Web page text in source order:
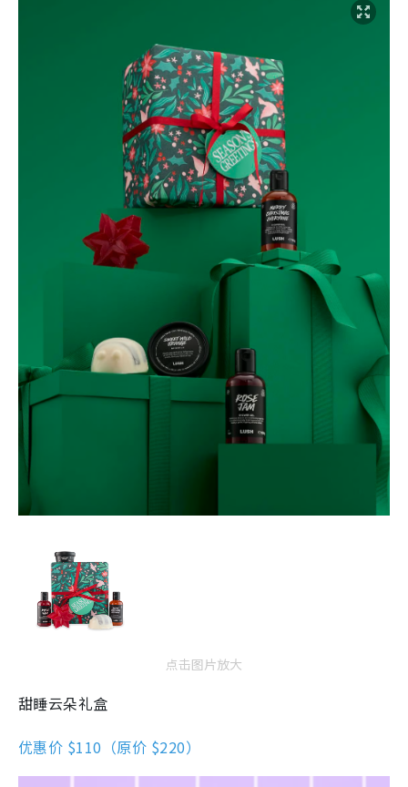
点击图片放大
甜睡云朵礼盒
优惠价 $110（原价 $220）